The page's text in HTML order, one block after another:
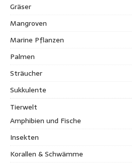
Gräser
Mangroven
Marine Pflanzen
Palmen
Sträucher
Sukkulente
Tierwelt
Amphibien und Fische
Insekten
Korallen & Schwämme